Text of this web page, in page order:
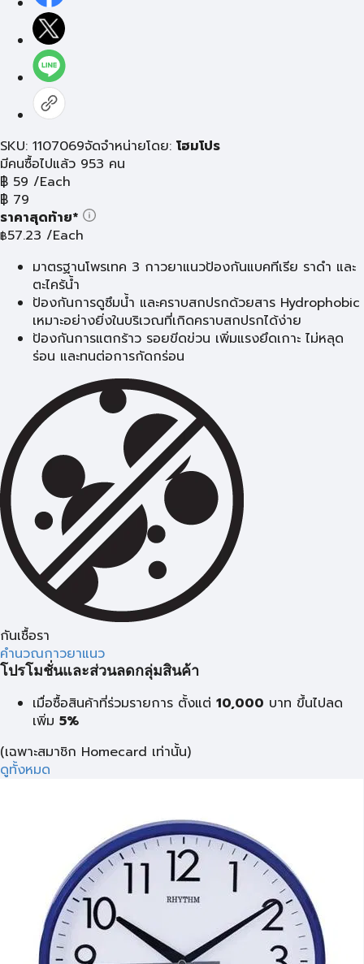
SKU: 1107069จัดจำหน่ายโดย: โฮมโปร
มีคนซื้อไปแล้ว 953 คน
฿ 59 /Each
฿ 79
ราคาสุดท้าย*
฿57.23 /Each
มาตรฐานโพรเทค 3 กาวยาแนวป้องกันแบคทีเรีย ราดำ และ
ตะไคร้น้ำ
ป้องกันการดูซึมน้ำ และคราบสกปรกด้วยสาร Hydrophobic
เหมาะอย่างยิ่งในบริเวณที่เกิดคราบสกปรกได้ง่าย
ป้องกันการแตกร้าว รอยขีดข่วน เพิ่มแรงยึดเกาะ ไม่หลุด
ร่อน และทนต่อการกัดกร่อน
กันเชื้อรา
คำนวณกาวยาแนว
โปรโมชั่นและส่วนลดกลุ่มสินค้า
เมื่อซื้อสินค้าที่ร่วมรายการ ตั้งแต่ 10,000 บาท ขึ้นไปลด
เพิ่ม 5%
(เฉพาะสมาชิก Homecard เท่านั้น)
ดูทั้งหมด